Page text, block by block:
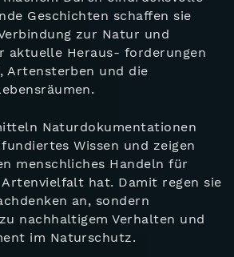
Geschichten schaffen sie
zur Natur und
aktuelle Heraus- forderungen
Artensterben und die
Naturdokumentationen
Wissen und zeigen
menschliches Handeln für
Artenvielfalt hat. Damit regen sie
an, sondern
nachhaltigem Verhalten und
im Naturschutz.